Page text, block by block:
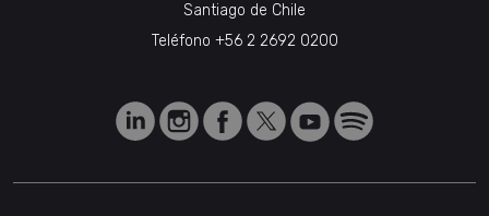
Santiago de Chile
Teléfono +56 2 2692 0200